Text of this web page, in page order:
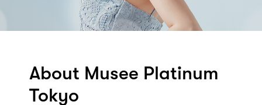
About Musee Platinum
Tokyo